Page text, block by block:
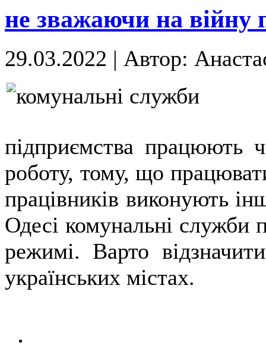
не зважаючи на
29.03.2022 | Автор:
підприємства працюють
роботу, тому, що
працівників виконують
Одесі комунальні
режимі. Варто
українських містах.